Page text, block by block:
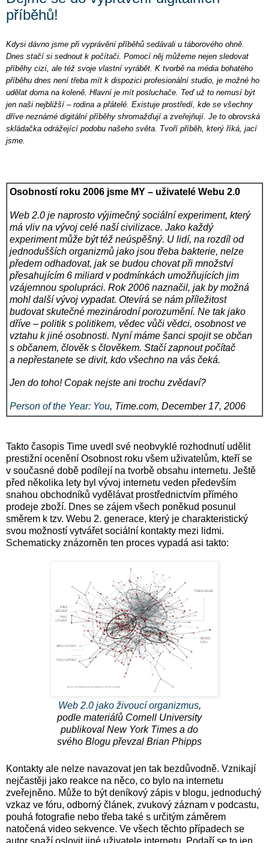
příběhů!
Kdysi dávno jsme při vyprávění příběhů sedávali u táborového ohně.
Dnes stačí si sednout k počítači. Pomocí něj můžeme nejen sledovat
příběhy cizí, ale též svoje vlastní vyrábět. K tvorbě na média bohatého
příběhu dnes není třeba mít k dispozici profesionální studio, je možné ho
udělat doma na koleně. Hlavní je mít posluchače. Teď už to nemusí být
jen naši nejbližší – rodina a přátelé. Existuje prostředí, kde se všechny
dříve neznámé digitální příběhy shromažďují a zveřejňují. Je to obrovská
skládačka odrážející podobu našeho světa. Tvoří příběh, který říká, jací
jsme.
Osobností roku 2006 jsme MY – uživatelé Webu 2.0
Web 2.0 je naprosto výjimečný sociální experiment, který
má vliv na vývoj celé naší civilizace. Jako každý
experiment může být též neúspěšný. U lidí, na rozdíl od
jednodušších organizmů jako jsou třeba bakterie, nelze
předem odhadovat, jak se budou chovat při množství
přesahujícím 6 miliard v podmínkách umožňujících jim
vzájemnou spolupráci. Rok 2006 naznačil, jak by možná
mohl další vývoj vypadat. Otevírá se nám příležitost
budovat skutečné mezinárodní porozumění. Ne tak jako
dříve – politik s politikem, vědec vůči vědci, osobnost ve
vztahu k jiné osobnosti. Nyní máme šanci spojit se občan
s občanem, člověk s člověkem. Stačí zapnout počítač
a nepřestanete se divit, kdo všechno na vás čeká.
Jen do toho! Copak nejste ani trochu zvědaví?
Person of the Year: You, Time.com, December 17, 2006
Takto časopis Time uvedl své neobvyklé rozhodnutí udělit
prestižní ocenění Osobnost roku všem uživatelům, kteří se
v současné době podílejí na tvorbě obsahu internetu. Ještě
před několika lety byl vývoj internetu veden především
snahou obchodníků vydělávat prostřednictvím přímého
prodeje zboží. Dnes se zájem všech poněkud posunul
směrem k tzv. Webu 2. generace, který je charakteristický
svou možností vytvářet sociální kontakty mezi lidmi.
Schematicky znázorněn ten proces vypadá asi takto:
Web 2.0 jako živoucí organizmus,
podle materiálů Cornell University
publikoval New York Times a do
svého Blogu převzal Brian Phipps
Kontakty ale nelze navazovat jen tak bezdůvodně. Vznikají
nejčastěji jako reakce na něco, co bylo na internetu
zveřejněno. Může to být deníkový zápis v blogu, jednoduchý
vzkaz ve fóru, odborný článek, zvukový záznam v podcastu,
pouhá fotografie nebo třeba také s určitým záměrem
natočená video sekvence. Ve všech těchto případech se
autor snaží oslovit jiné uživatele internetu. Podaří se to jen